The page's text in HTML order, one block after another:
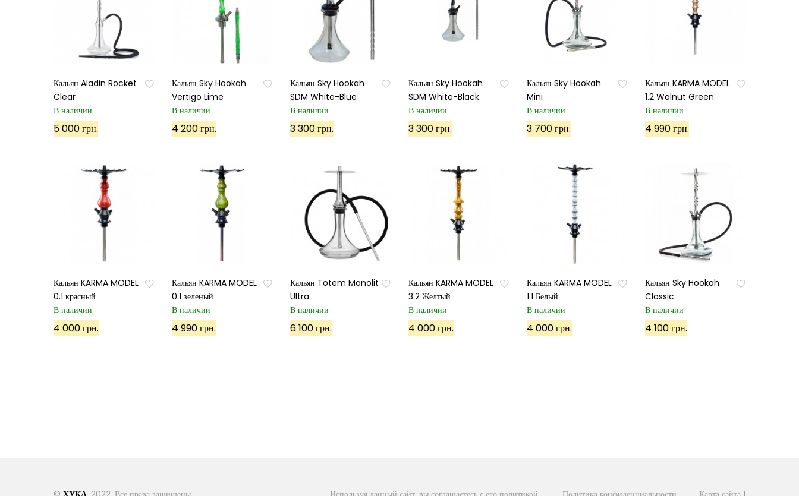
Кальян Aladin Rocket
Clear
В наличии
5 000 грн.
Кальян Sky Hookah
Vertigo Lime
В наличии
4 200 грн.
Кальян Sky Hookah
SDM White-Blue
В наличии
3 300 грн.
Кальян Sky Hookah
SDM White-Black
В наличии
3 300 грн.
Кальян Sky Hookah
Mini
В наличии
3 700 грн.
Кальян KARMA MODEL
1.2 Walnut Green
В наличии
4 990 грн.
Кальян KARMA MODEL
0.1 красный
В наличии
4 000 грн.
Кальян KARMA MODEL
0.1 зеленый
В наличии
4 990 грн.
Кальян Totem Monolit
Ultra
В наличии
6 100 грн.
Кальян KARMA MODEL
3.2 Желтый
В наличии
4 000 грн.
Кальян KARMA MODEL
1.1 Белый
В наличии
4 000 грн.
Кальян Sky Hookah
Classic
В наличии
4 100 грн.